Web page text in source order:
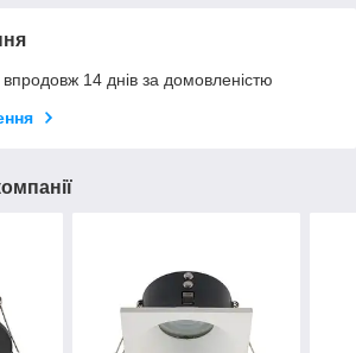
14 днів за домовленістю